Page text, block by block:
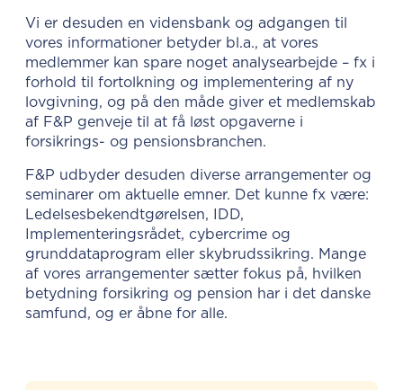
Vi er desuden en vidensbank og adgangen til
vores informationer betyder bl.a., at vores
medlemmer kan spare noget analysearbejde – fx i
forhold til fortolkning og implementering af ny
lovgivning, og på den måde giver et medlemskab
af F&P genveje til at få løst opgaverne i
forsikrings- og pensionsbranchen.
F&P udbyder desuden diverse arrangementer og
seminarer om aktuelle emner. Det kunne fx være:
Ledelsesbekendtgørelsen, IDD,
Implementeringsrådet, cybercrime og
grunddataprogram eller skybrudssikring. Mange
af vores arrangementer sætter fokus på, hvilken
betydning forsikring og pension har i det danske
samfund, og er åbne for alle.